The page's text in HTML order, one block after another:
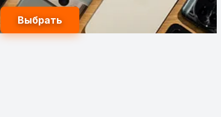
Купить